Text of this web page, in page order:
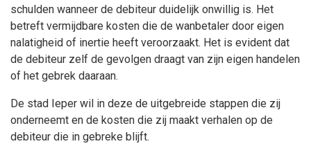
schulden wanneer de debiteur duidelijk onwillig is. Het
betreft vermijdbare kosten die de wanbetaler door eigen
nalatigheid of inertie heeft veroorzaakt. Het is evident dat
de debiteur zelf de gevolgen draagt van zijn eigen handelen
of het gebrek daaraan.
De stad Ieper wil in deze de uitgebreide stappen die zij
onderneemt en de kosten die zij maakt verhalen op de
debiteur die in gebreke blijft.